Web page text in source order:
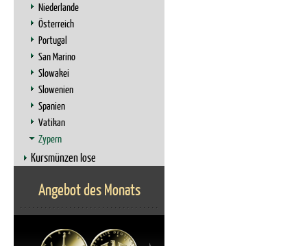
Niederlande
Österreich
Portugal
San Marino
Slowakei
Slowenien
Spanien
Vatikan
Zypern
Kursmünzen lose
Angebot des Monats